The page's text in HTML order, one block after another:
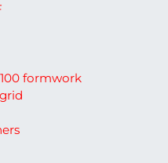
formwork